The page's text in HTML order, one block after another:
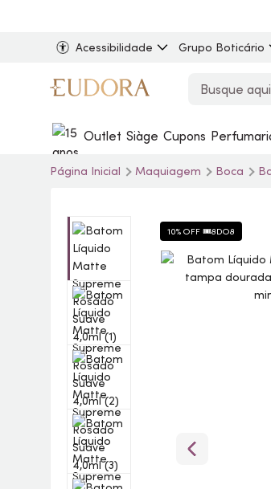
Acessibilidade Grupo Boticário
Outlet Siàge Cupons
Página Inicial Maquiagem Boca
10% OFF 🎟️8DO8